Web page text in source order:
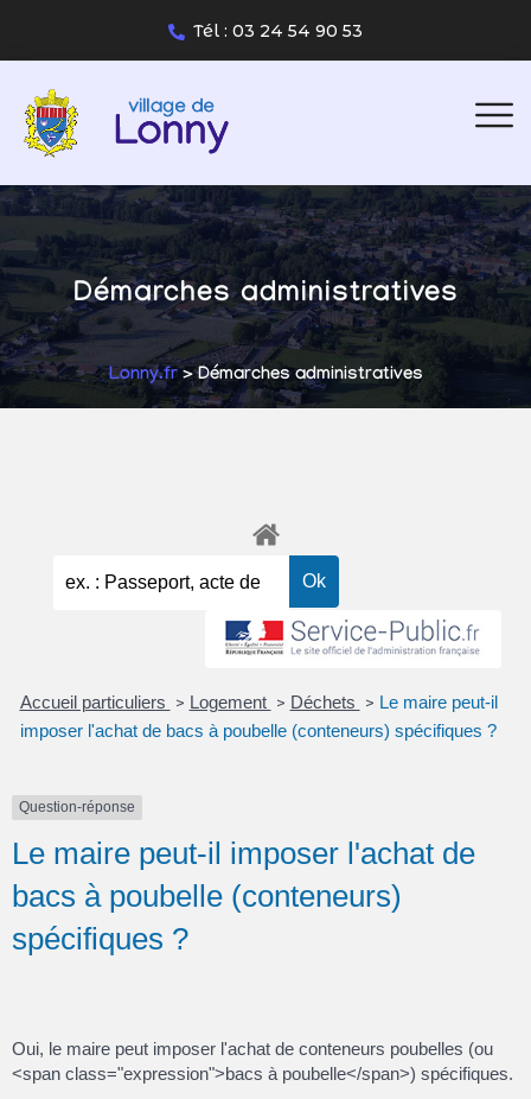
Tél : 03 24 54 90 53
Démarches administratives
Lonny.fr> Démarches administratives
Accueil particuliers > Logement > Déchets > Le maire peut-il
imposer l'achat de bacs à poubelle (conteneurs) spécifiques ?
Question-réponse
Le maire peut-il imposer l'achat de
bacs à poubelle (conteneurs)
spécifiques ?
Oui, le maire peut imposer l'achat de conteneurs poubelles (ou
<span class="expression">bacs à poubelle</span>) spécifiques.